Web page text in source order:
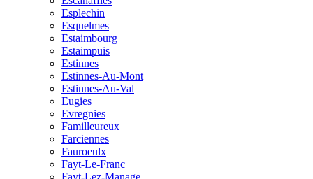
Esplechin
Esquelmes
Estaimbourg
Estaimpuis
Estinnes
Estinnes-Au-Mont
Estinnes-Au-Val
Eugies
Evregnies
Familleureux
Farciennes
Fauroeulx
Fayt-Le-Franc
Fayt-Lez-Manage